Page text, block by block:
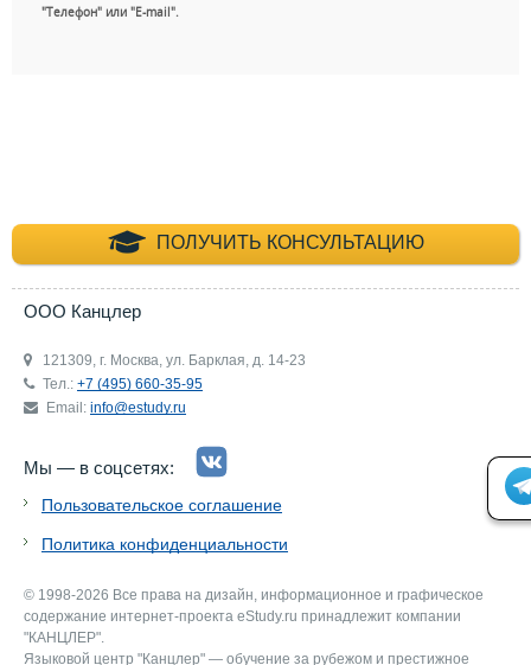
"Телефон" или "E-mail".
ПОЛУЧИТЬ КОНСУЛЬТАЦИЮ
+7 (495) 660-35-
ООО Канцлер
121309, г. Москва, ул. Барклая, д. 14-23
Тел.: +7 (495) 660-35-95
Email: info@estudy.ru
Мы — в соцсетях:
Пользовательское соглашение
Политика конфиденциальности
© 1998-2026 Все права на дизайн, информационное и графическое
содержание интернет-проекта eStudy.ru принадлежит компании
"КАНЦЛЕР".
Языковой центр "Канцлер" — обучение за рубежом и престижное